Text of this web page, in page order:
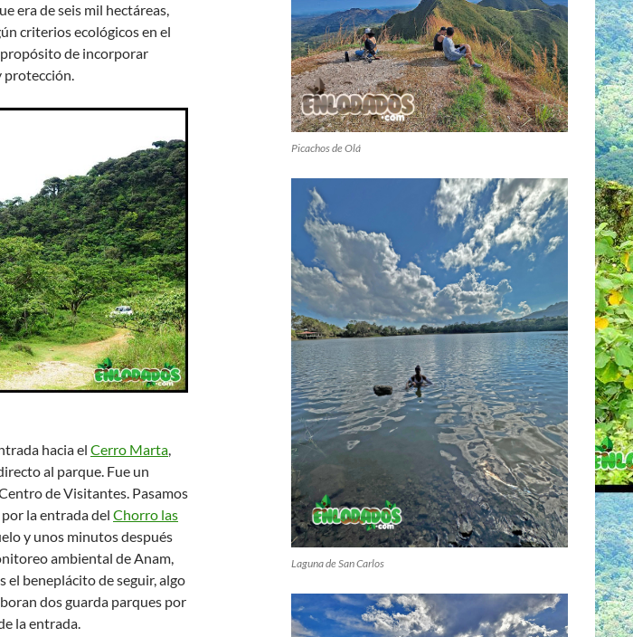
era de seis mil hectáreas,
criterios ecológicos en el
propósito de incorporar
protección.
hacia el Cerro Marta,
al parque. Fue un
de Visitantes. Pasamos
la entrada del Chorro las
y unos minutos después
ambiental de Anam,
el beneplácito de seguir, algo
dos guarda parques por
la entrada.
Picachos de Olá
Laguna de San Carlos